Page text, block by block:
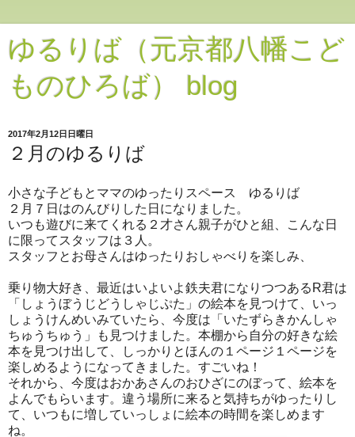
ゆるりば（元京都八幡こど
ものひろば） blog
2017年2月12日日曜日
２月のゆるりば
小さな子どもとママのゆったりスペース ゆるりば
２月７日はのんびりした日になりました。
いつも遊びに来てくれる２才さん親子がひと組、こんな日
に限ってスタッフは３人。
スタッフとお母さんはゆったりおしゃべりを楽しみ、
乗り物大好き、最近はいよいよ鉄夫君になりつつあるR君は
「しょうぼうじどうしゃじぷた」の絵本を見つけて、いっ
しょうけんめいみていたら、今度は「いたずらきかんしゃ
ちゅうちゅう」も見つけました。本棚から自分の好きな絵
本を見つけ出して、しっかりとほんの１ページ１ページを
楽しめるようになってきました。すごいね！
それから、今度はおかあさんのおひざにのぼって、絵本を
よんでもらいます。違う場所に来ると気持ちがゆったりし
て、いつもに増していっしょに絵本の時間を楽しめます
ね。